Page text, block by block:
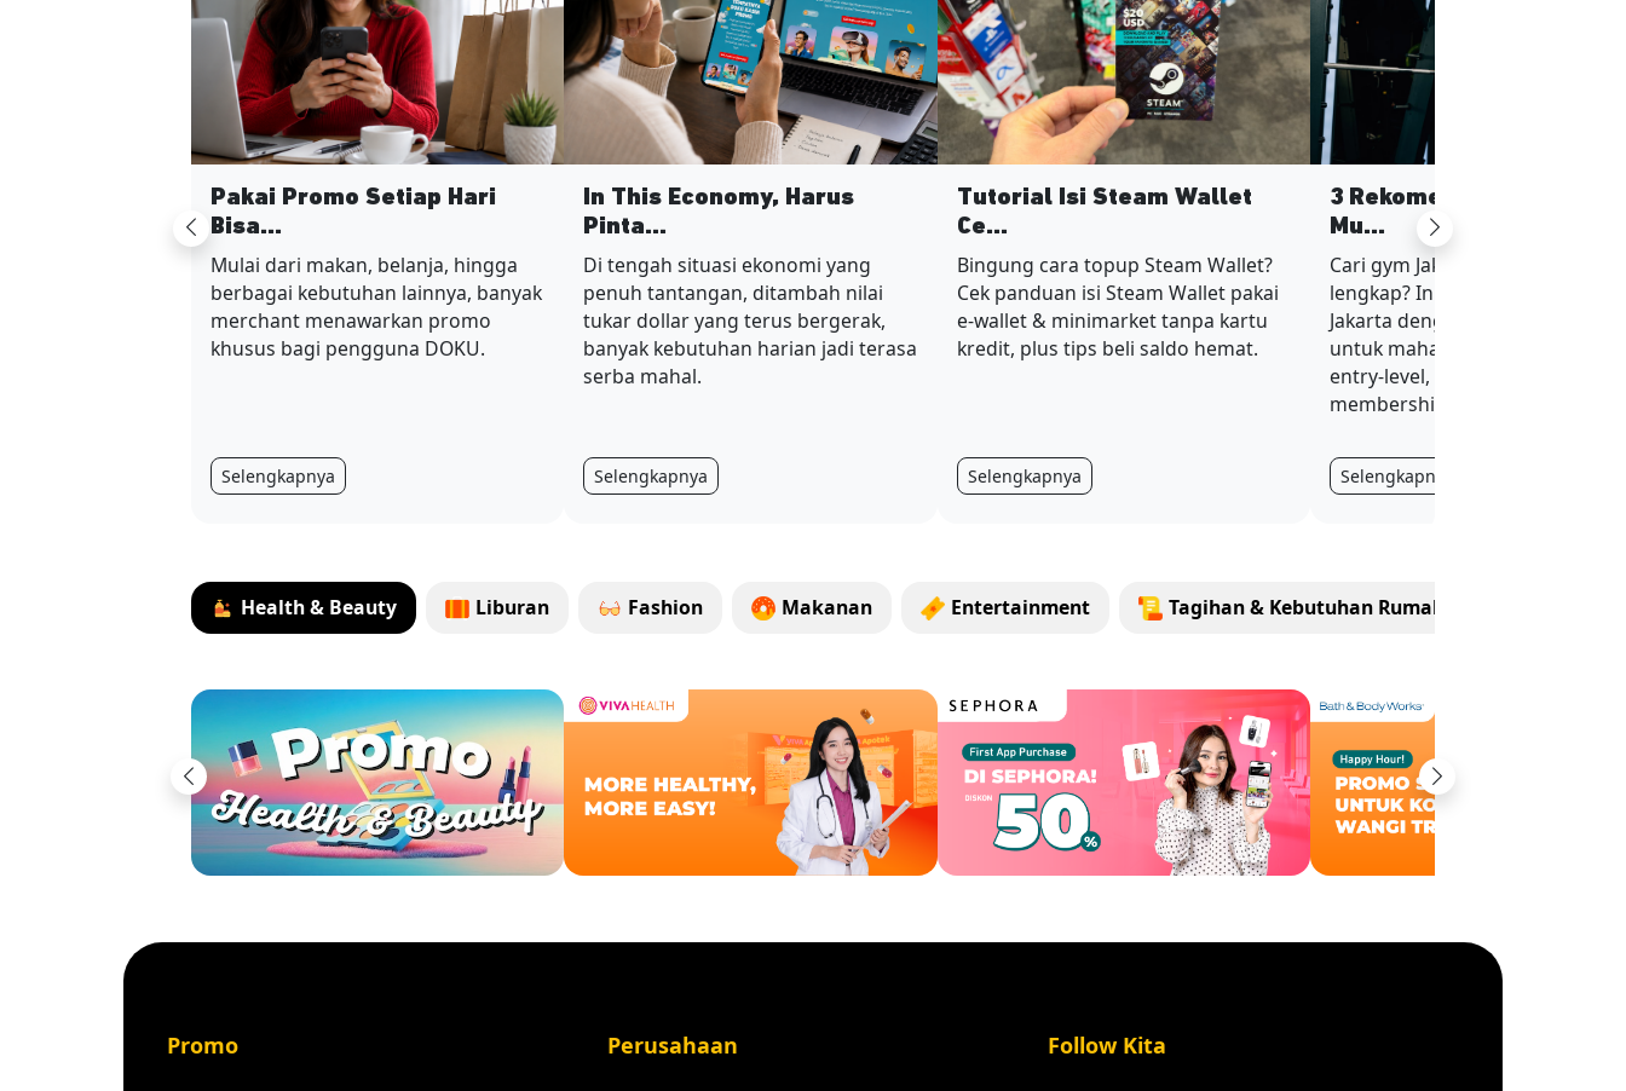
Previous
Pakai Promo Setiap Hari
Bisa...
Mulai dari makan, belanja, hingga
berbagai kebutuhan lainnya, banyak
merchant menawarkan promo
khusus bagi pengguna DOKU.
Selengkapnya
In This Economy, Harus
Pinta...
Di tengah situasi ekonomi yang
penuh tantangan, ditambah nilai
tukar dollar yang terus bergerak,
banyak kebutuhan harian jadi terasa
serba mahal.
Selengkapnya
Tutorial Isi Steam Wallet
Ce...
Bingung cara topup Steam Wallet?
Cek panduan isi Steam Wallet pakai
e-wallet & minimarket tanpa kartu
kredit, plus tips beli saldo hemat.
Selengkapnya
3 Rekomendasi Gym
Mu...
Cari gym Jakarta murah tapi
lengkap? Ini 3 rekomendasi
Jakarta dengan harga
untuk mahasiswa dan karyawan
entry-level, plus tips hemat
membership.
Selengkapnya
Next
Health & Beauty Liburan Fashion Makanan Entertainment Tagihan & Kebutuhan Rumah Tangga
Previous Next
Promo Perusahaan Follow Kita